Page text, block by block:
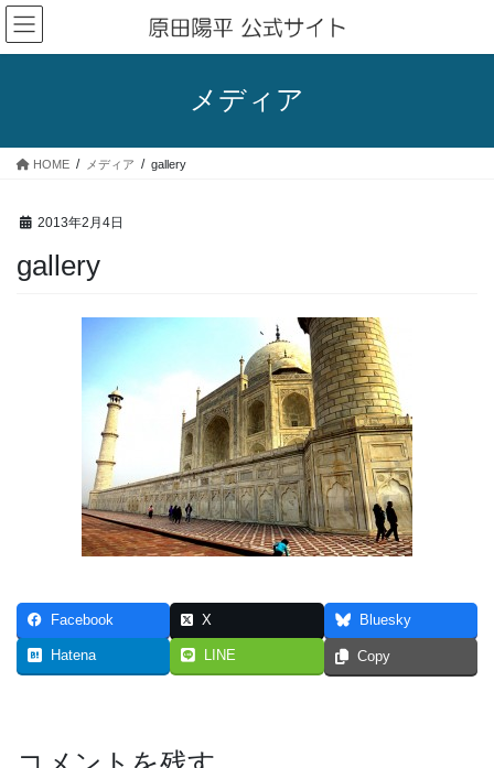
コ
ン
テ
ス
ナ
ビ
ゲ
ン
メディア
HOME メディア gallery
2013年2月4日
gallery
Facebook X Bluesky
Hatena LINE Copy